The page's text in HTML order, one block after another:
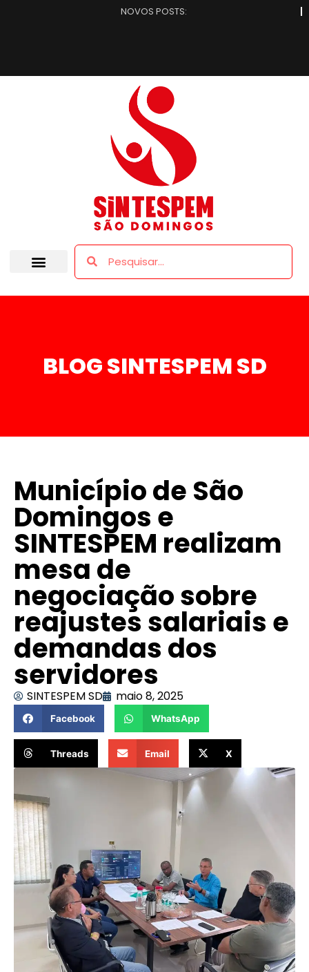
NOVOS POSTS:
BLOG SINTESPEM SD
Município de São
Domingos e
SINTESPEM realizam
mesa de
negociação sobre
reajustes salariais e
demandas dos
servidores
SINTESPEM SD maio 8, 2025
Facebook WhatsApp
Threads Email X